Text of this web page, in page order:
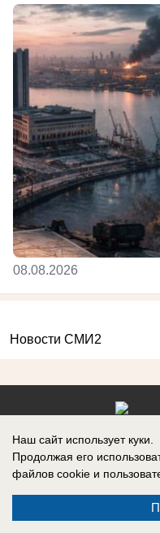
08.08.2026
Новости СМИ2
Реклама на сайте
Наш сайт использует куки.
Продолжая его
файлов cookie и